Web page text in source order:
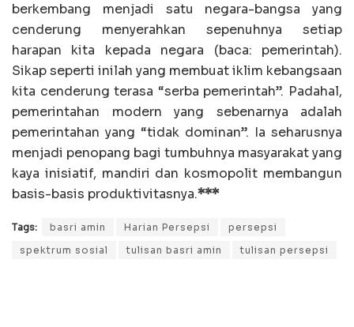
berkembang menjadi satu negara-bangsa yang
cenderung menyerahkan sepenuhnya setiap
harapan kita kepada negara (baca: pemerintah).
Sikap seperti inilah yang membuat iklim kebangsaan
kita cenderung terasa “serba pemerintah”. Padahal,
pemerintahan modern yang sebenarnya adalah
pemerintahan yang “tidak dominan”. Ia seharusnya
menjadi penopang bagi tumbuhnya masyarakat yang
kaya inisiatif, mandiri dan kosmopolit membangun
basis-basis produktivitasnya.***
Tags: basri amin Harian Persepsi
persepsi
spektrum sosial
tulisan basri amin tulisan persepsi